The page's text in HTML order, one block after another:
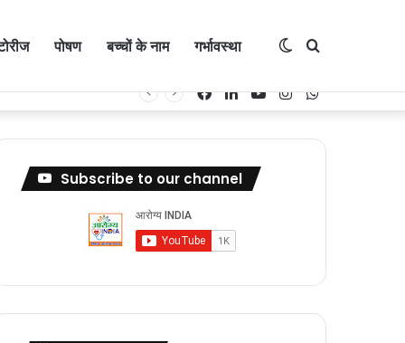
पोषण बच्चों के नाम गर्भावस्था Search
Switch
skin
WhatsApp
Instagram
YouTube
LinkedIn
Facebook
Subscribe to our channel